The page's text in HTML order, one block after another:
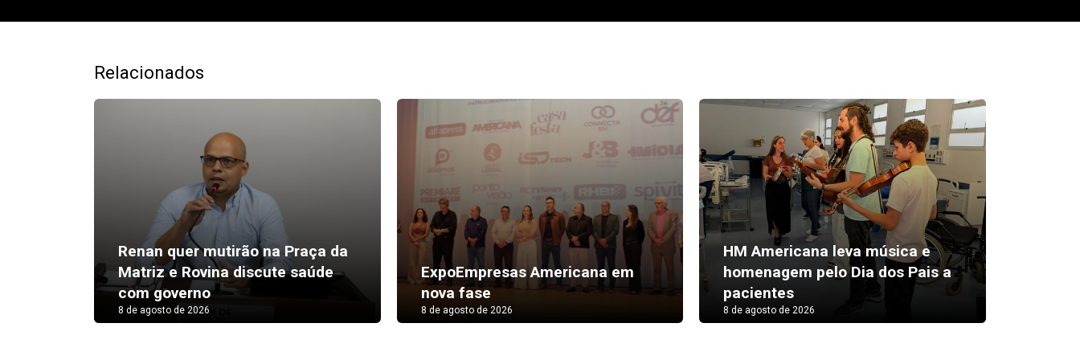
Relacionados
Renan quer mutirão na Praça da
Matriz e Rovina discute saúde
com governo
8 de agosto de 2026
ExpoEmpresas Americana em
nova fase
8 de agosto de 2026
HM Americana leva música e
homenagem pelo Dia dos Pais a
pacientes
8 de agosto de 2026